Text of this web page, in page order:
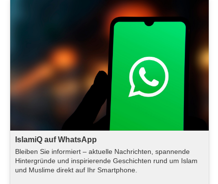
IslamiQ auf WhatsApp
Bleiben Sie informiert – aktuelle Nachrichten, spannende
Hintergründe und inspirierende Geschichten rund um Islam
und Muslime direkt auf Ihr Smartphone.